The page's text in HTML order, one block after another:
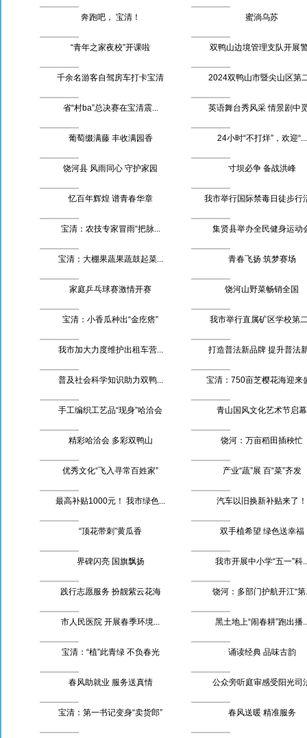
奔跑吧， 宝清！ 蜜淌乌苏
“青年之家夜校”开课啦 双鸭山边境管理支队开展
千余名游客自驾房车打卡宝清 2024双鸭山市暨尖山区第
省“村ba”总决赛在宝清震... 英语舞台秀风采 情景剧中
葡萄缀满藤 丰收满园香 24小时“不打烊”，欢迎“...
饶河县 风雨同心 守护家园 寸坝必争 备战洪峰
忆百年辉煌 谱青春华章 我市举行国际禁毒日徒步行
宝清：农技专家冒雨“把脉... 集贤县举办全民健身运动
宝清：大棚果蔬果蔬鼓起菜... 青春飞扬 筑梦赛场
家庭乒乓球赛激情开赛 饶河山野菜畅销全国
宝清：小香瓜种出“金疙瘩” 我市举行直属矿区学校第
我市加大力度维护出租车营... 打造普法新品牌 提升普法
普及社会科学知识助力双鸭... 宝清：750亩芝樱花海迎来
手工编织工艺品“现身”哈洽会 青山国风文化艺术节启幕
精彩哈洽会 多彩双鸭山 饶河：万亩稻田插秧忙
优秀文化“飞入寻常百姓家” 产业“蔬”展 百“菜”齐发
最高补贴1000元！ 我市绿色... 汽车以旧换新补贴来了！
“顶花带刺”黄瓜香 双手植希望 绿色送幸福
界碑闪亮 国旗飘扬 我市开展中小学“五一”科
践行志愿服务 扮靓紫云花海 饶河：多部门护航开江“第
市人民医院 开展春季环境... 黑土地上“闹春耕”跑出播
宝清：“植”此青绿 不负春光 诵读经典 品味古韵
春风助就业 服务送真情 公众旁听庭审感受阳光司
宝清：第一书记变身“卖货郎” 春风送暖 精准服务